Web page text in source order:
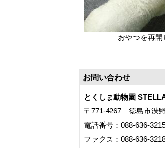
おやつを再開
お問い合わせ
とくしま動物園
〒771-4267 徳島市渋
電話番号：088-636-3215
ファクス：088-636-3218